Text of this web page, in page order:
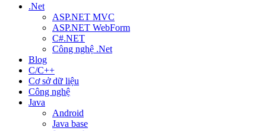
.Net
ASP.NET MVC
ASP.NET WebForm
C#.NET
Công nghệ .Net
Blog
C/C++
Cơ sở dữ liệu
Công nghệ
Java
Android
Java base